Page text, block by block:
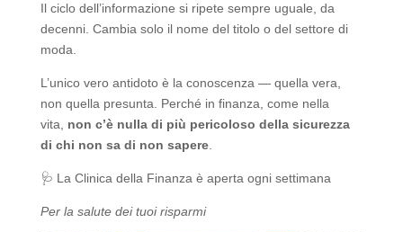
Il ciclo dell’informazione si ripete sempre uguale, da
decenni. Cambia solo il nome del titolo o del settore di
moda.
L’unico vero antidoto è la conoscenza — quella vera,
non quella presunta. Perché in finanza, come nella
vita, non c’è nulla di più pericoloso della sicurezza
di chi non sa di non sapere.
🩺 La Clinica della Finanza è aperta ogni settimana
Per la salute dei tuoi risparmi